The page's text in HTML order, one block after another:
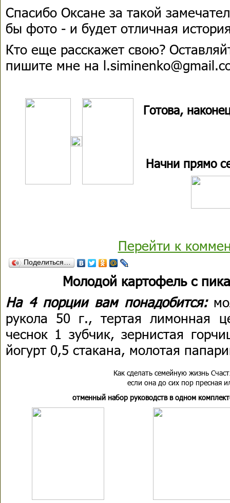
Спасибо Оксане за такой
бы фото - и будет отличная
Кто еще расскажет свою?
пишите мне на
Готова,
Начни прямо
Перейти к
Поделиться…
Молодой картофель с
На 4 порции вам понадобится:
рукола 50 г., тертая лимонная
чеснок 1 зубчик, зернистая
йогурт 0,5 стакана, молотая
Как сделать семейную жизнь
если она до сих пор пресная
отменный набор руководств в одном